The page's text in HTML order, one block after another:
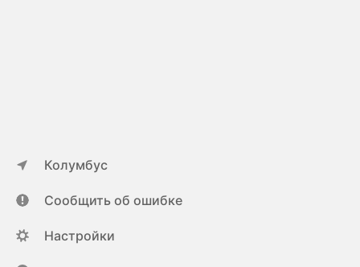
Колумбус
Сообщить об ошибке
Настройки